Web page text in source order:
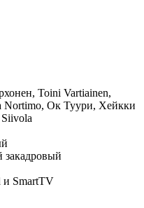
Toini Vartiainen,
Nortimo, Ок Туури, Хейкки
и SmartTV